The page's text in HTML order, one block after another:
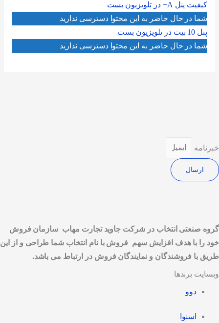
کیفیت پنل A+ در تلویزیون بست
شما در حال حاضر به این محتوا دسترسی ندارید
پنل 10 بیت در تلویزیون بست
شما در حال حاضر به این محتوا دسترسی ندارید
خبرنامه
ارسال
گروه صنعتی انتخاب در شرکت جاوید تجارت مهاب سازمان فروش
خود را با هدف افزایش سهم فروش با نام انتخاب شما طراحی و از این
طریق با فروشندگان و نمایندگان فروش در ارتباط می باشد.
وبسایت برندها
دوو
اسنوا